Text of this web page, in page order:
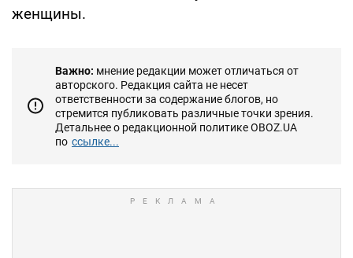
женщины.
Важно: мнение редакции может отличаться от
авторского. Редакция сайта не несет
ответственности за содержание блогов, но
стремится публиковать различные точки зрения.
Детальнее о редакционной политике OBOZ.UA
по ссылке...